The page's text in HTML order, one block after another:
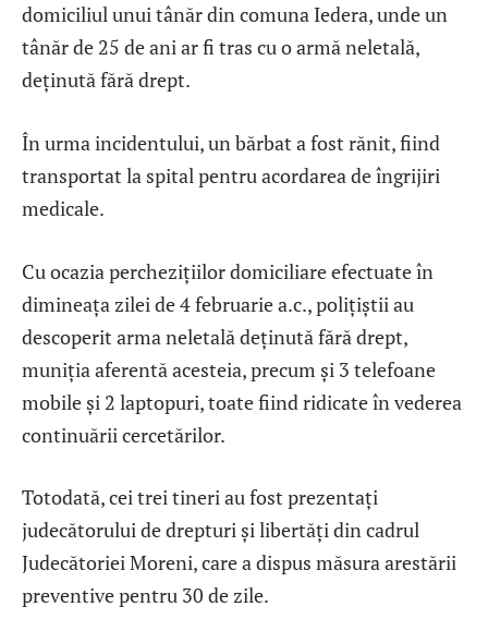
domiciliul unui tânăr din comuna Iedera, unde un
tânăr de 25 de ani ar fi tras cu o armă neletală,
deținută fără drept.
În urma incidentului, un bărbat a fost rănit, fiind
transportat la spital pentru acordarea de îngrijiri
medicale.
Cu ocazia perchezițiilor domiciliare efectuate în
dimineața zilei de 4 februarie a.c., polițiștii au
descoperit arma neletală deținută fără drept,
muniția aferentă acesteia, precum și 3 telefoane
mobile și 2 laptopuri, toate fiind ridicate în vederea
continuării cercetărilor.
Totodată, cei trei tineri au fost prezentați
judecătorului de drepturi și libertăți din cadrul
Judecătoriei Moreni, care a dispus măsura arestării
preventive pentru 30 de zile.